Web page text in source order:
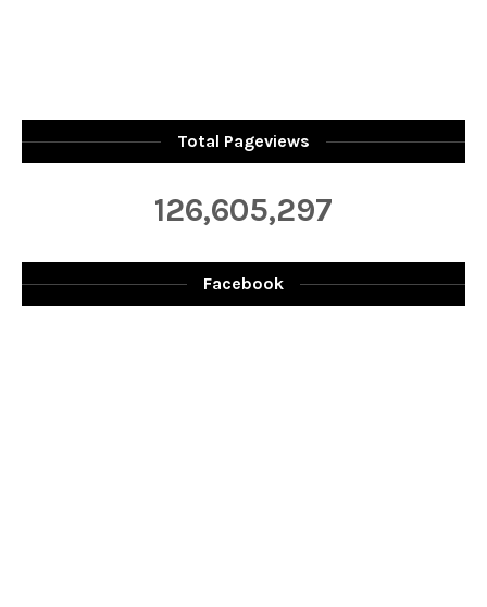
Total Pageviews
126,605,297
Facebook